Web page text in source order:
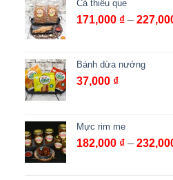
Cá thiều que
171,000 ₫ –
Bánh dừa nướng
37,000 ₫
Mực rim me
182,000 ₫ –